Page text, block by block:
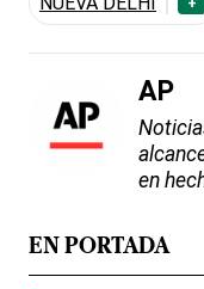
AP
en
EN PORTADA